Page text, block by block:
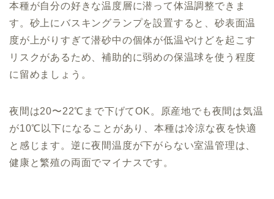
本種が自分の好きな温度層に潜って体温調整できま
す。砂上にバスキングランプを設置すると、砂表面温
度が上がりすぎて潜砂中の個体が低温やけどを起こす
リスクがあるため、補助的に弱めの保温球を使う程度
に留めましょう。
夜間は20〜22℃まで下げてOK。原産地でも夜間は気温
が10℃以下になることがあり、本種は冷涼な夜を快適
と感じます。逆に夜間温度が下がらない室温管理は、
健康と繁殖の両面でマイナスです。